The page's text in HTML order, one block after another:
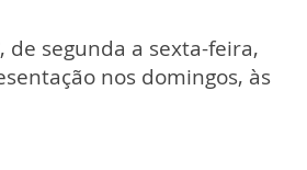
de segunda a sexta-feira,
nos domingos, às